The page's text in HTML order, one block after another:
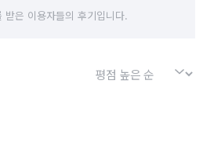
받은 이용자들의 후기입니다.